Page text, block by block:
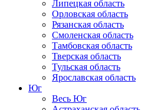
Липецкая область
Орловская область
Рязанская область
Смоленская область
Тамбовская область
Тверская область
Тульская область
Ярославская область
Юг
Весь Юг